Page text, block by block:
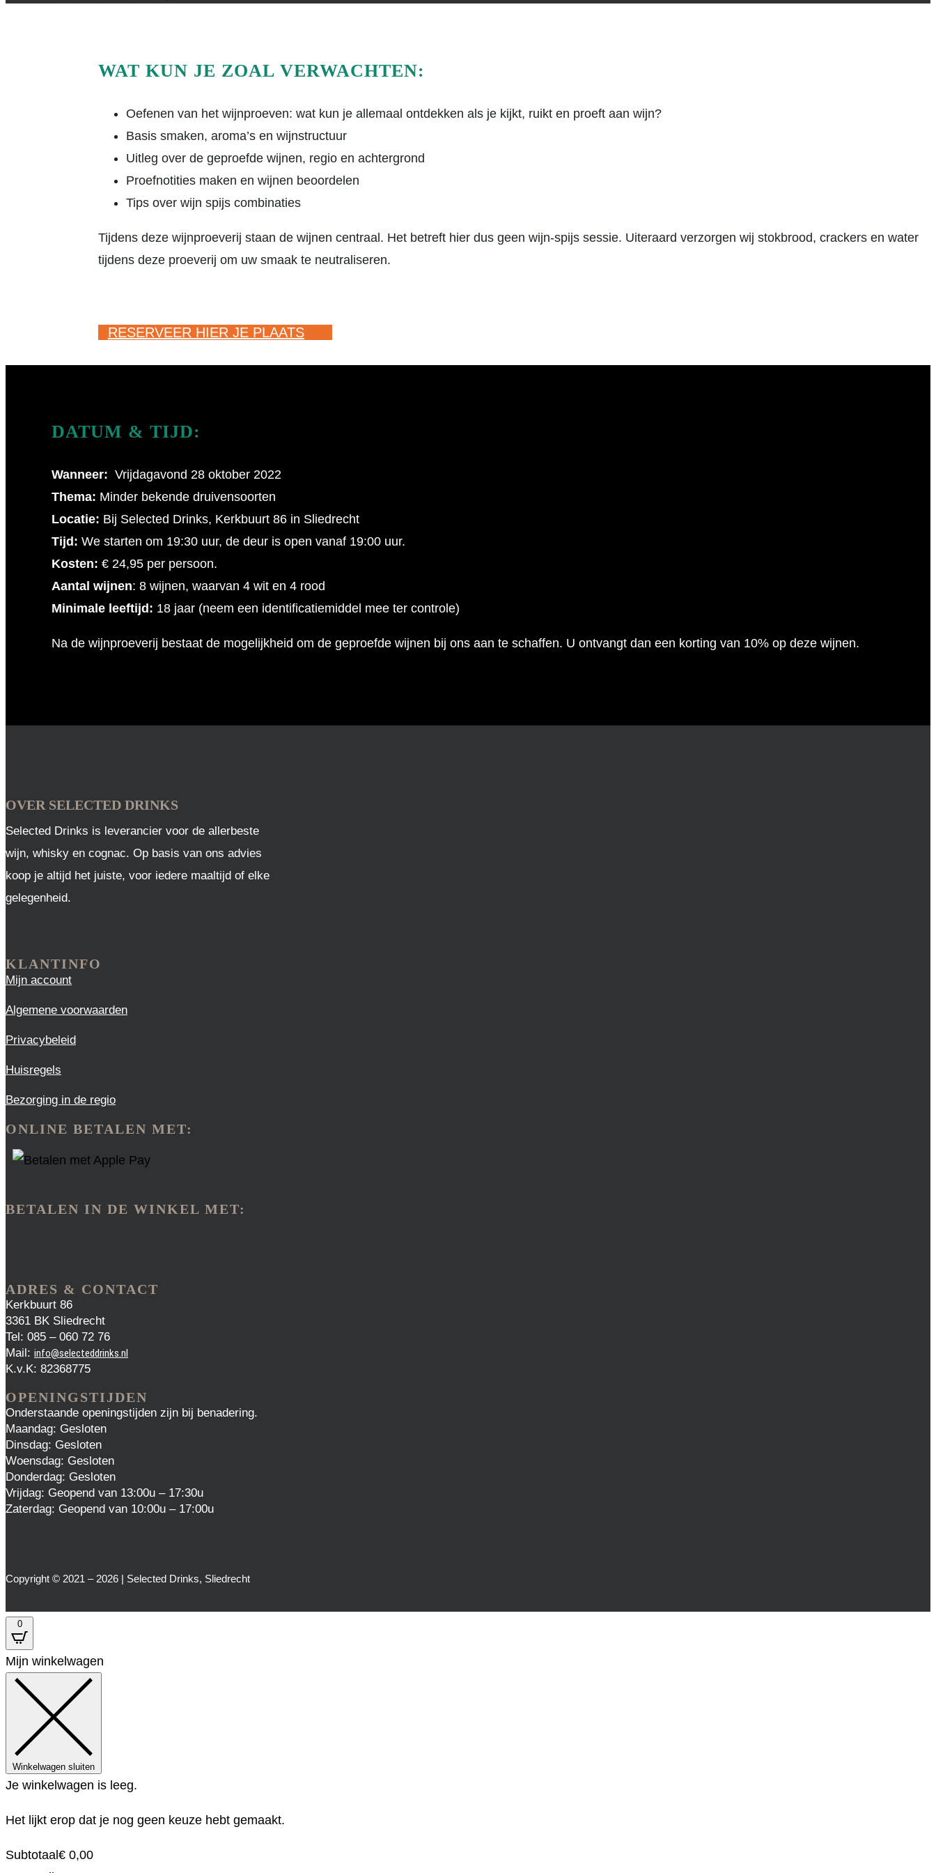
WAT KUN JE ZOAL VERWACHTEN:
Oefenen van het wijnproeven: wat kun je allemaal ontdekken als je kijkt, ruikt en proeft aan wijn?
Basis smaken, aroma’s en wijnstructuur
Uitleg over de geproefde wijnen, regio en achtergrond
Proefnotities maken en wijnen beoordelen
Tips over wijn spijs combinaties
Tijdens deze wijnproeverij staan de wijnen centraal. Het betreft hier dus geen wijn-spijs sessie. Uiteraard verzorgen wij stokbrood, crackers en water
tijdens deze proeverij om uw smaak te neutraliseren.
RESERVEER HIER JE PLAATS
DATUM & TIJD:
Wanneer: Vrijdagavond 28 oktober 2022
Thema: Minder bekende druivensoorten
Locatie: Bij Selected Drinks, Kerkbuurt 86 in Sliedrecht
Tijd: We starten om 19:30 uur, de deur is open vanaf 19:00 uur.
Kosten: € 24,95 per persoon.
Aantal wijnen: 8 wijnen, waarvan 4 wit en 4 rood
Minimale leeftijd: 18 jaar (neem een identificatiemiddel mee ter controle)
Na de wijnproeverij bestaat de mogelijkheid om de geproefde wijnen bij ons aan te schaffen. U ontvangt dan een korting van 10% op deze wijnen.
OVER SELECTED DRINKS
Selected Drinks is leverancier voor de allerbeste
wijn, whisky en cognac. Op basis van ons advies
koop je altijd het juiste, voor iedere maaltijd of elke
gelegenheid.
KLANTINFO
Mijn account
Algemene voorwaarden
Privacybeleid
Huisregels
Bezorging in de regio
ONLINE BETALEN MET:
BETALEN IN DE WINKEL MET:
ADRES & CONTACT
Kerkbuurt 86
3361 BK Sliedrecht
Tel: 085 – 060 72 76
Mail: info@selecteddrinks.nl
K.v.K: 82368775
OPENINGSTIJDEN
Onderstaande openingstijden zijn bij benadering.
Maandag: Gesloten
Dinsdag: Gesloten
Woensdag: Gesloten
Donderdag: Gesloten
Vrijdag: Geopend van 13:00u – 17:30u
Zaterdag: Geopend van 10:00u – 17:00u
Copyright © 2021 – 2026 | Selected Drinks, Sliedrecht
0
Mijn winkelwagen
Winkelwagen sluiten
Je winkelwagen is leeg.
Het lijkt erop dat je nog geen keuze hebt gemaakt.
Subtotaal € 0,00